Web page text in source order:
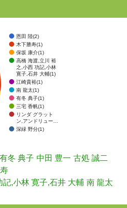
恩田 陸(2)
木下勝寿(1)
保坂 康介(1)
高橋 海渡,立川 裕
之,小西 功記,小林
寛子,石井 大輔(1)
江崎貴裕(1)
南 龍太(1)
有冬 典子(1)
三宅 香帆(1)
リンダ グラット
ン,アンドリュー…
深緑 野分(1)
有冬 典子 中田 豊一 古処 誠二
,小林 寛子,石井 大輔 南 龍太